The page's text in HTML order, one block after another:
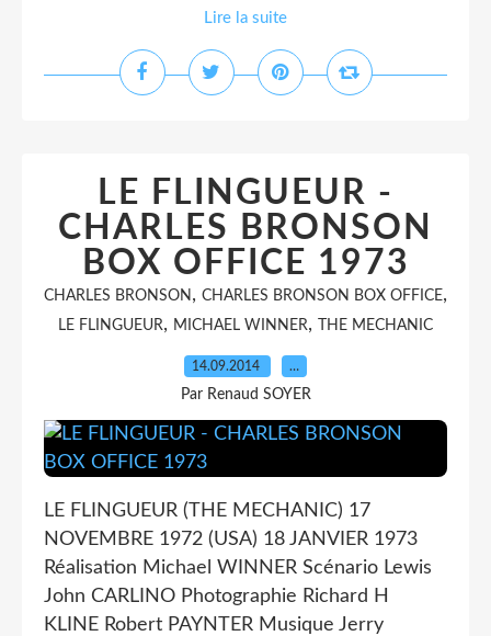
Lire la suite
LE FLINGUEUR -
CHARLES BRONSON
BOX OFFICE 1973
CHARLES BRONSON , CHARLES BRONSON BOX OFFICE,
LE FLINGUEUR, MICHAEL WINNER, THE MECHANIC
14.09.2014 …
Par Renaud SOYER
LE FLINGUEUR (THE MECHANIC) 17
NOVEMBRE 1972 (USA) 18 JANVIER 1973
Réalisation Michael WINNER Scénario Lewis
John CARLINO Photographie Richard H
KLINE Robert PAYNTER Musique Jerry